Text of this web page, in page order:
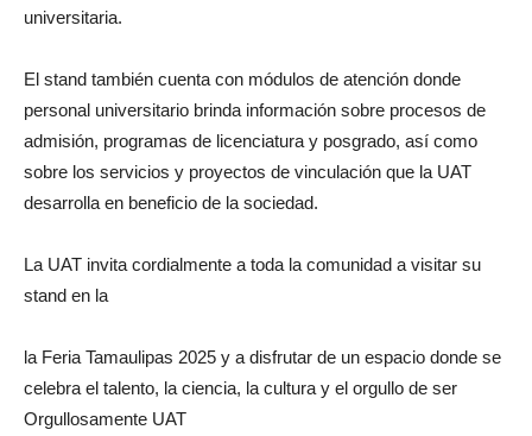
universitaria.
El stand también cuenta con módulos de atención donde
personal universitario brinda información sobre procesos de
admisión, programas de licenciatura y posgrado, así como
sobre los servicios y proyectos de vinculación que la UAT
desarrolla en beneficio de la sociedad.
La UAT invita cordialmente a toda la comunidad a visitar su
stand en la
la Feria Tamaulipas 2025 y a disfrutar de un espacio donde se
celebra el talento, la ciencia, la cultura y el orgullo de ser
Orgullosamente UAT